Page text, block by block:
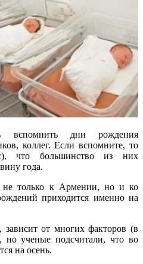
вспомнить дни рождения
коллег. Если вспомните, то
что большинство из них
года.
не только к Армении, но и ко
приходится именно на
от многих факторов (в
но ученые подсчитали, что во
на осень.